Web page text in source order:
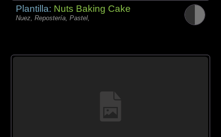
Plantilla: Nuts Baking Cake
Nuez, Repostería, Pastel,